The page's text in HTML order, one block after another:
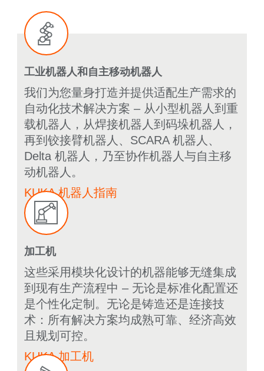
工业机器人和自主移动机器人
我们为您量身打造并提供适配生产需求的
自动化技术解决方案 – 从小型机器人到重
载机器人，从焊接机器人到码垛机器人，
再到铰接臂机器人、SCARA 机器人、
Delta 机器人，乃至协作机器人与自主移
动机器人。
KUKA 机器人指南
加工机
这些采用模块化设计的机器能够无缝集成
到现有生产流程中 – 无论是标准化配置还
是个性化定制。 无论是铸造还是连接技
术：所有解决方案均成熟可靠、经济高效
且规划可控。
KUKA 加工机